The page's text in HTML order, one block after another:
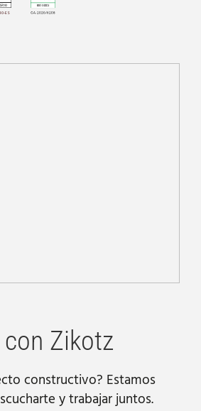
ES
Zikotz
constructivo? Estamos
y trabajar juntos.